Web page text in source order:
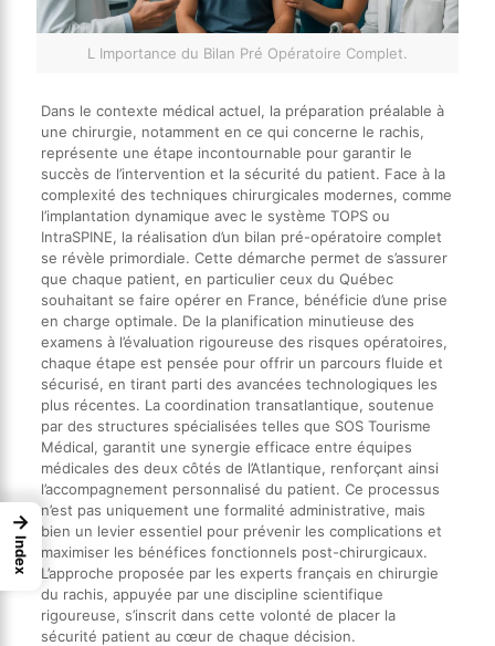
L Importance du Bilan Pré Opératoire Complet.
Dans le contexte médical actuel, la préparation préalable à
une chirurgie, notamment en ce qui concerne le rachis,
représente une étape incontournable pour garantir le
succès de l’intervention et la sécurité du patient. Face à la
complexité des techniques chirurgicales modernes, comme
l’implantation dynamique avec le système TOPS ou
IntraSPINE, la réalisation d’un bilan pré-opératoire complet
se révèle primordiale. Cette démarche permet de s’assurer
que chaque patient, en particulier ceux du Québec
souhaitant se faire opérer en France, bénéficie d’une prise
en charge optimale. De la planification minutieuse des
examens à l’évaluation rigoureuse des risques opératoires,
chaque étape est pensée pour offrir un parcours fluide et
sécurisé, en tirant parti des avancées technologiques les
plus récentes. La coordination transatlantique, soutenue
par des structures spécialisées telles que SOS Tourisme
Médical, garantit une synergie efficace entre équipes
médicales des deux côtés de l’Atlantique, renforçant ainsi
l’accompagnement personnalisé du patient. Ce processus
n’est pas uniquement une formalité administrative, mais
bien un levier essentiel pour prévenir les complications et
maximiser les bénéfices fonctionnels post-chirurgicaux.
L’approche proposée par les experts français en chirurgie
du rachis, appuyée par une discipline scientifique
rigoureuse, s’inscrit dans cette volonté de placer la
sécurité patient au cœur de chaque décision.
→
Index